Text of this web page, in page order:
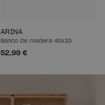
ARINA
Banco de madera 45x33
52,99 €